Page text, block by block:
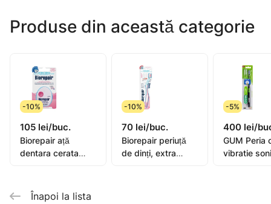
Produse din această categorie
-10%
105 lei/buc.
Biorepair ață
dentara cerata
-10%
70 lei/buc.
Biorepair periuță
de dinți, extra
-5%
400 lei/
GUM Peria
vibratie
Înapoi la lista